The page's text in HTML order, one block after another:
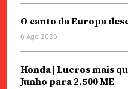
O canto da Europa
6 Ago 2026
Honda | Lucros mais
Junho para 2.500 ME